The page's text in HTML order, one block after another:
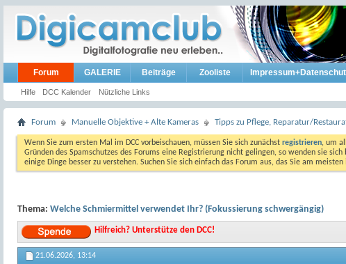
Forum
Hilfe DCC Kalender Nützliche Links
GALERIE Beiträge Zooliste
Forum Manuelle Objektive + Alte Kameras Tipps zu Pflege, Reparatur/
Wenn Sie zum ersten Mal im DCC vorbeischauen, müssen Sie sich zunächst registrieren, um
Gründen des Spamschutzes des Forums eine Registrierung nicht gelingen, so wenden sie sich
einige Dinge besser zu verstehen. Suchen Sie sich einfach das Forum aus, das Sie am
Thema: Welche Schmiermittel verwendet Ihr? (Fokussierung schwergängig)
Hilfreich? Unterstütze den DCC!
21.06.2026, 13:14